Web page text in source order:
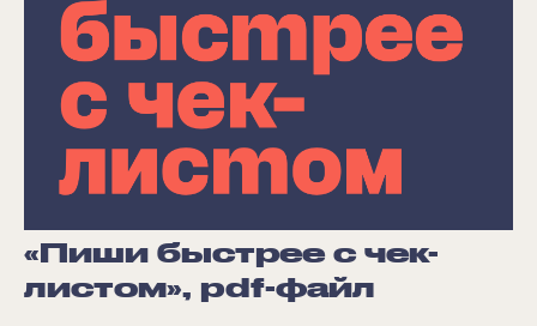
«Пиши быстрее с чек-
листом», pdf-файл